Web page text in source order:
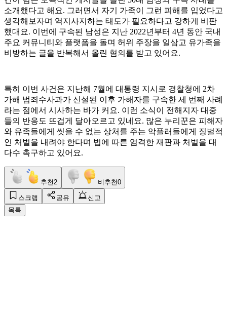
소개했다고 해요. 그러면서 자기 가족이 그런 피해를 입었다고
생각해보자며 역지사지하는 태도가 필요하다고 강하게 비판
했대요. 이번에 구속된 남성은 지난 2022년부터 4년 동안 국내
주요 커뮤니티와 플랫폼을 돌며 허위 주장을 일삼고 유가족을
비방하는 글을 반복해서 올린 혐의를 받고 있어요.
특히 이번 사건은 지난해 7월에 대통령 지시로 경찰청에 2차
가해 범죄수사과가 신설된 이후 가해자를 구속한 세 번째 사례
라는 점에서 시사하는 바가 커요. 이런 소식이 전해지자 대중
들의 반응도 뜨겁게 달아오르고 있네요. 많은 누리꾼은 피해자
와 유족들에게 씻을 수 없는 상처를 주는 악플러들에게 징벌적
인 처벌을 내려야 한다며 법에 따른 엄격한 재판과 처벌을 대
다수 촉구하고 있어요.
추천 2 비추천0
스크랩 공유
신고
목록